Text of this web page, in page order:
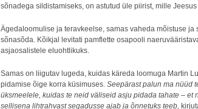
sõnadega sildistamiseks, on astutud üle piirist, mille
Ägedaloomulise ja teravkeelse, samas vaheda mõistuse
sõnasõda. Kõikjal levitati pamflette osapooli
asjaosalistele eluohtlikuks.
Samas on liigutav lugeda, kuidas käreda loomuga Martin
pidamise õige korra küsimuses. Seepärast palun ma nüüd
üksmeelele, kuidas te neid väliseid asju pidada tahate –
sellisena lihtrahvast segadusse ajab ja õnnetuks teeb,